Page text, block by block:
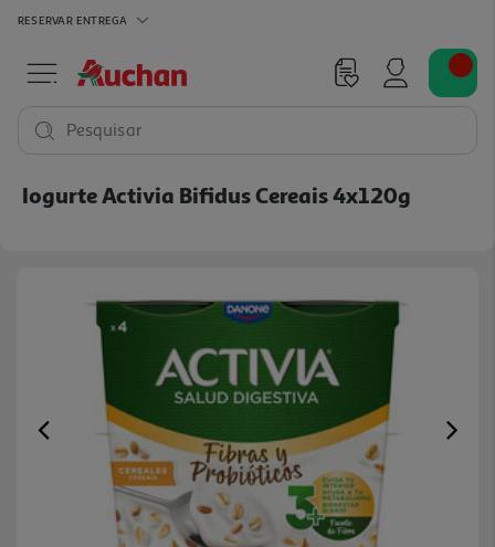
RESERVAR ENTREGA
Pesquisar
Iogurte Activia Bifidus Cereais 4x120g
Previous